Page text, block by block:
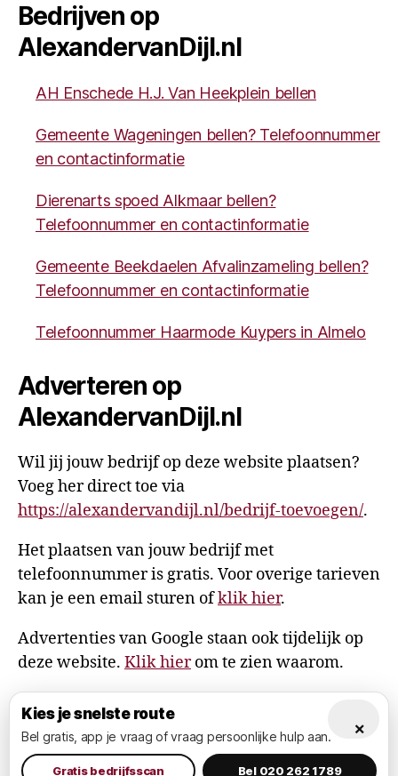
Bedrijven op
AlexandervanDijl.nl
AH Enschede H.J. Van Heekplein bellen
Gemeente Wageningen bellen? Telefoonnummer
en contactinformatie
Dierenarts spoed Alkmaar bellen?
Telefoonnummer en contactinformatie
Gemeente Beekdaelen Afvalinzameling bellen?
Telefoonnummer en contactinformatie
Telefoonnummer Haarmode Kuypers in Almelo
Adverteren op
AlexandervanDijl.nl
Wil jij jouw bedrijf op deze website plaatsen?
Voeg her direct toe via
https://alexandervandijl.nl/bedrijf-toevoegen/.
Het plaatsen van jouw bedrijf met
telefoonnummer is gratis. Voor overige tarieven
kan je een email sturen ofklik hier.
Advertenties van Google staan ook tijdelijk op
deze website. Klik hierom te zien waarom.
© 2026AlexandervanDijl.nl
Privacy Policy
Omhoog
×
Kies je snelste route
Bel gratis, app je vraag of vraag persoonlijke hulp aan.
Gratis bedrijfsscan Bel 020 262 1789